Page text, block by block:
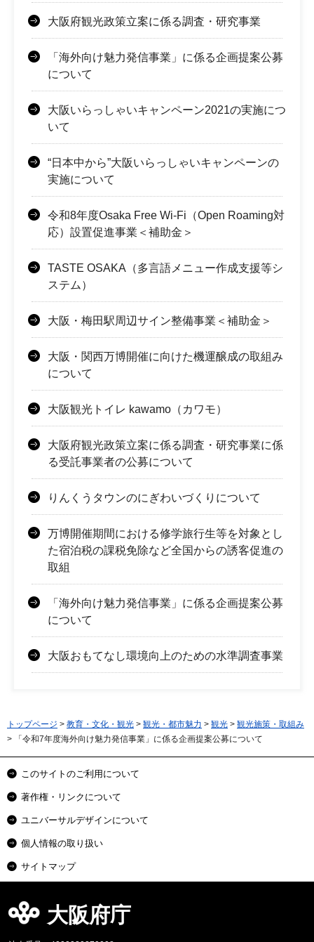
大阪府観光政策立案に係る調査・研究事業
「海外向け魅力発信事業」に係る企画提案公募
について
大阪いらっしゃいキャンペーン2021の実施につ
いて
“日本中から”大阪いらっしゃいキャンペーンの
実施について
令和8年度Osaka Free Wi-Fi（Open Roaming対
応）設置促進事業＜補助金＞
TASTE OSAKA（多言語メニュー作成支援等シ
ステム）
大阪・梅田駅周辺サイン整備事業＜補助金＞
大阪・関西万博開催に向けた機運醸成の取組み
について
大阪観光トイレ kawamo（カワモ）
大阪府観光政策立案に係る調査・研究事業に係
る受託事業者の公募について
りんくうタウンのにぎわいづくりについて
万博開催期間における修学旅行生等を対象とし
た宿泊税の課税免除など全国からの誘客促進の
取組
「海外向け魅力発信事業」に係る企画提案公募
について
大阪おもてなし環境向上のための水準調査事業
トップページ > 教育・文化・観光 > 観光・都市魅力 > 観光 > 観光施策・取組み
> 「令和7年度海外向け魅力発信事業」に係る企画提案公募について
このサイトのご利用について
著作権・リンクについて
ユニバーサルデザインについて
個人情報の取り扱い
サイトマップ
大阪府庁